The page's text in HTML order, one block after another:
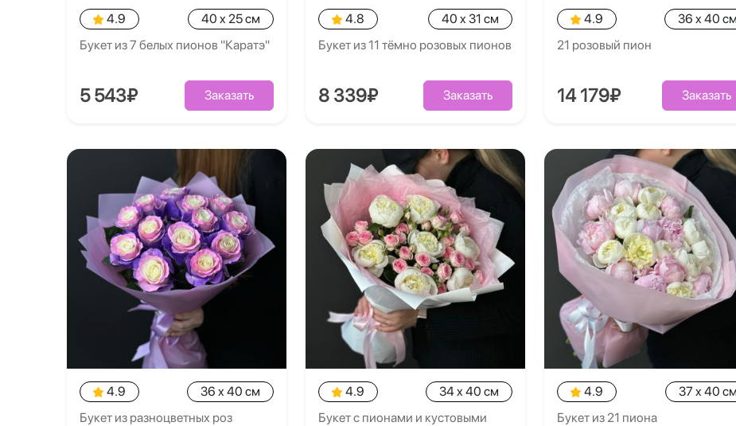
4.9
40 x 25 см
Букет из 7 белых пионов "Каратэ"
5 543₽ Заказать
4.8
40 x 31 см
Букет из 11 тёмно розовых пионов
8 339₽ Заказать
4.9
36 x 40 см
21 розовый пион
14 179₽ Заказать
4.9
36 x 40 см
Букет из разноцветных роз
4.9
34 x 40 см
Букет с пионами и кустовыми
4.9
37 x 40 см
Букет из 21 пиона